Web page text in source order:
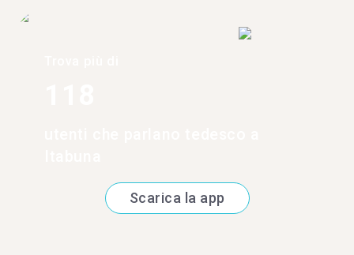
Scarica la app